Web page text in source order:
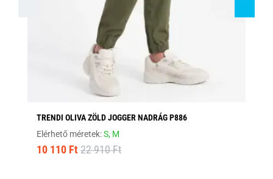
TRENDI OLIVA ZÖLD JOGGER NADRÁG P886
Elérhető méretek:S, M
10 110 Ft 22 910 Ft